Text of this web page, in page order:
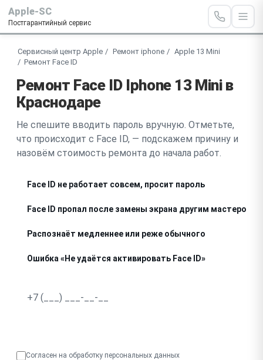
Apple-SC
Постгарантийный сервис
Сервисный центр Apple Ремонт iphone
Apple 13 Mini
Ремонт Face ID
Ремонт Face ID Iphone 13 Mini в
Краснодаре
Не спешите вводить пароль вручную. Отметьте,
что происходит с Face ID, — подскажем причину и
назовём стоимость ремонта до начала работ.
Face ID не работает совсем, просит пароль
Face ID пропал после замены экрана другим мастером
Распознаёт медленнее или реже обычного
Ошибка «Не удаётся активировать Face ID»
Согласен на обработку персональных данных